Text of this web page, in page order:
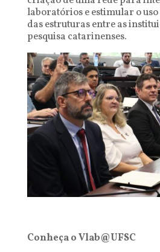
laboratórios e estimular o
das estruturas entre as
pesquisa catarinenses.
Conheça o Vlab@UFSC